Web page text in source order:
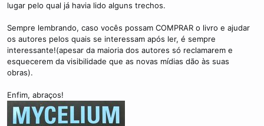
lugar pelo qual já havia lido alguns trechos.
Sempre lembrando, caso vocês possam COMPRAR o livro e ajudar
os autores pelos quais se interessam após ler, é sempre
interessante!(apesar da maioria dos autores só reclamarem e
esquecerem da visibilidade que as novas mídias dão às suas
obras).
Enfim, abraços!